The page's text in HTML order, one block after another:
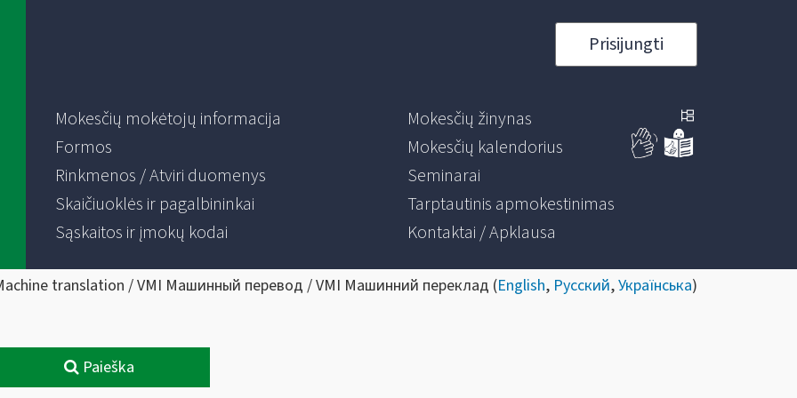
Prisijungti
Mokesčių mokėtojų informacija
Formos
Rinkmenos / Atviri duomenys
Skaičiuoklės ir pagalbininkai
Sąskaitos ir įmokų kodai
Mokesčių žinynas
Mokesčių kalendorius
Seminarai
Tarptautinis apmokestinimas
Kontaktai / Apklausa
translation / VMI Машинный перевод / VMI Машинний переклад (English, Русский,Українська)
Paieška